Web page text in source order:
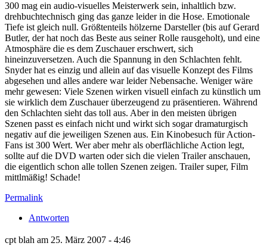
300 mag ein audio-visuelles Meisterwerk sein, inhaltlich bzw.
drehbuchtechnisch ging das ganze leider in die Hose. Emotionale
Tiefe ist gleich null. Größtenteils hölzerne Darsteller (bis auf Gerard
Butler, der hat noch das Beste aus seiner Rolle rausgeholt), und eine
Atmosphäre die es dem Zuschauer erschwert, sich
hineinzuversetzen. Auch die Spannung in den Schlachten fehlt.
Snyder hat es einzig und allein auf das visuelle Konzept des Films
abgesehen und alles andere war leider Nebensache. Weniger wäre
mehr gewesen: Viele Szenen wirken visuell einfach zu künstlich um
sie wirklich dem Zuschauer überzeugend zu präsentieren. Während
den Schlachten sieht das toll aus. Aber in den meisten übrigen
Szenen passt es einfach nicht und wirkt sich sogar dramaturgisch
negativ auf die jeweiligen Szenen aus. Ein Kinobesuch für Action-
Fans ist 300 Wert. Wer aber mehr als oberflächliche Action legt,
sollte auf die DVD warten oder sich die vielen Trailer anschauen,
die eigentlich schon alle tollen Szenen zeigen. Trailer super, Film
mittlmäßig! Schade!
Permalink
Antworten
cpt blah am 25. März 2007 - 4:46